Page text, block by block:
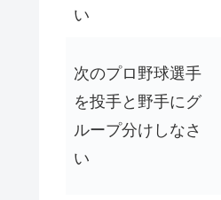
い
次のプロ野球選手
を投手と野手にグ
ループ分けしなさ
い